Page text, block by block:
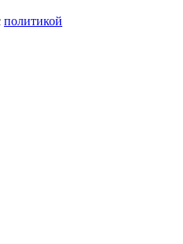
политикой